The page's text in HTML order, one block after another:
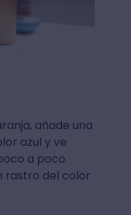
añade una
azul y ve
a poco
rastro del color